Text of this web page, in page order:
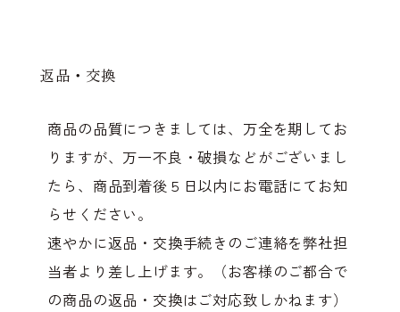
返品・交換
商品の品質につきましては、万全を期してお
りますが、万一不良・破損などがございまし
たら、商品到着後５日以内にお電話にてお知
らせください。
速やかに返品・交換手続きのご連絡を弊社担
当者より差し上げます。（お客様のご都合で
の商品の返品・交換はご対応致しかねます）